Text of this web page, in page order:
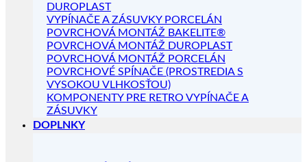
DUROPLAST
VYPÍNAČE A ZÁSUVKY PORCELÁN
POVRCHOVÁ MONTÁŽ BAKELITE®
POVRCHOVÁ MONTÁŽ DUROPLAST
POVRCHOVÁ MONTÁŽ PORCELÁN
POVRCHOVÉ SPÍNAČE (PROSTREDIA S
VYSOKOU VLHKOSŤOU)
KOMPONENTY PRE RETRO VYPÍNAČE A
ZÁSUVKY
DOPLNKY